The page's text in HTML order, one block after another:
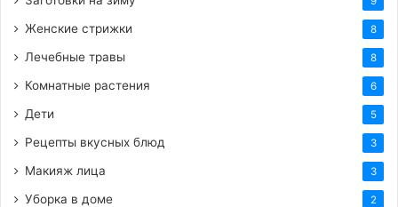
HTML-код для вставки на сайт и блог:
BB-код для вставки на форум:
Бодрости и много энергии.
Женские стрижки 8
Лечебные травы 8
Комнатные растения 6
Дети 5
Рецепты вкусных блюд 3
Макияж лица 3
Уборка в доме 2